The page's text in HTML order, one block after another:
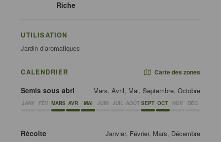
Riche
UTILISATION
Jardin d’aromatiques
CALENDRIER Carte des zones
Semis sous abri Mars, Avril, Mai, Septembre, Octobre
JANV FÉV MARS AVR MAI JUIN JUIL AOÛT SEPT OCT NOV DÉC
Récolte Janvier, Février, Mars, Décembre